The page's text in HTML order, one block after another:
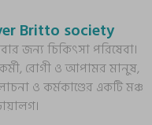
Britto society
জন্য চিকিৎসা পরিষেবা।
রোগী ও আপামর মানুষ,
ও কর্মকাণ্ডের একটি মঞ্চ